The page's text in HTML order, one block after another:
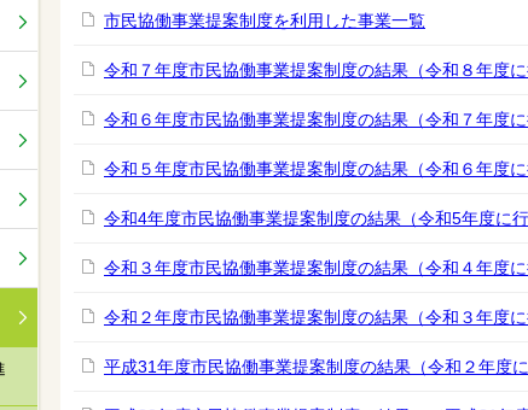
市民協働事業提案制度を利用した事業一覧
令和７年度市民協働事業提案制度の結果（令和８年度に
令和６年度市民協働事業提案制度の結果（令和７年度に
令和５年度市民協働事業提案制度の結果（令和６年度に
令和4年度市民協働事業提案制度の結果（令和5年度に行
令和３年度市民協働事業提案制度の結果（令和４年度に
令和２年度市民協働事業提案制度の結果（令和３年度に
平成31年度市民協働事業提案制度の結果（令和２年度に